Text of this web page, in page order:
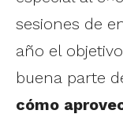
sesiones de
año el
buena parte
cómo